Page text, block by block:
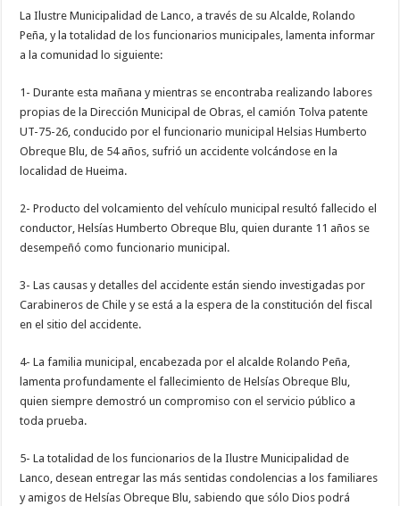
La Ilustre Municipalidad de Lanco, a través de su Alcalde, Rolando
Peña, y la totalidad de los funcionarios municipales, lamenta informar
a la comunidad lo siguiente:
1- Durante esta mañana y mientras se encontraba realizando labores
propias de la Dirección Municipal de Obras, el camión Tolva patente
UT-75-26, conducido por el funcionario municipal Helsias Humberto
Obreque Blu, de 54 años, sufrió un accidente volcándose en la
localidad de Hueima.
2- Producto del volcamiento del vehículo municipal resultó fallecido el
conductor, Helsías Humberto Obreque Blu, quien durante 11 años se
desempeñó como funcionario municipal.
3- Las causas y detalles del accidente están siendo investigadas por
Carabineros de Chile y se está a la espera de la constitución del fiscal
en el sitio del accidente.
4- La familia municipal, encabezada por el alcalde Rolando Peña,
lamenta profundamente el fallecimiento de Helsías Obreque Blu,
quien siempre demostró un compromiso con el servicio público a
toda prueba.
5- La totalidad de los funcionarios de la Ilustre Municipalidad de
Lanco, desean entregar las más sentidas condolencias a los familiares
y amigos de Helsías Obreque Blu, sabiendo que sólo Dios podrá